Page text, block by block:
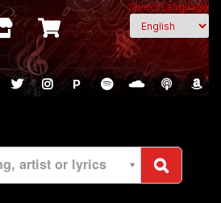
Select Language
P
artist or lyrics